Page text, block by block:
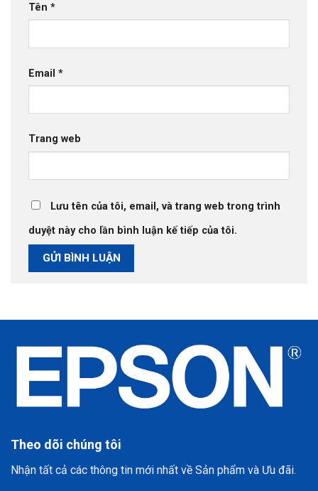
Tên *
Email *
Trang web
Lưu tên của tôi, email, và trang web trong trình
duyệt này cho lần bình luận kế tiếp của tôi.
Theo dõi chúng tôi
Nhận tất cả các thông tin mới nhất về Sản phẩm và Ưu đãi.